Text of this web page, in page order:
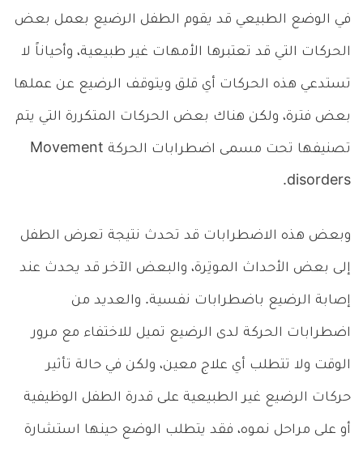
في الوضع الطبيعي قد يقوم الطفل الرضيع بعمل بعض
الحركات التي قد تعتبرها الأمهات غير طبيعية، وأحياناً لا
تستدعي هذه الحركات أي قلق ويتوقف الرضيع عن عملها
بعض فترة، ولكن هناك بعض الحركات المتكررة التي يتم
تصنيفها تحت مسمى اضطرابات الحركة Movement
disorders.
وبعض هذه الاضطرابات قد تحدث نتيجة تعرض الطفل
إلى بعض الأحداث الموتِرة، والبعض الآخر قد يحدث عند
إصابة الرضيع باضطرابات نفسية. والعديد من
اضطرابات الحركة لدى الرضيع تميل للاختفاء مع مرور
الوقت ولا تتطلب أي علاج معين، ولكن في حالة تأثير
حركات الرضيع غير الطبيعية على قدرة الطفل الوظيفية
أو على مراحل نموه، فقد يتطلب الوضع حينها استشارة